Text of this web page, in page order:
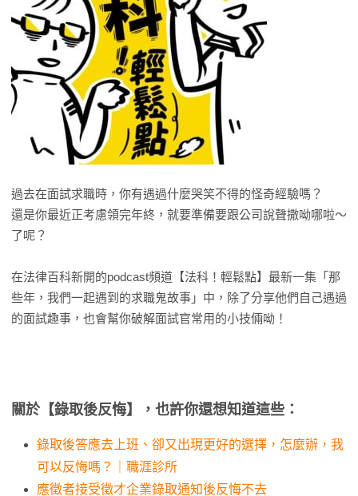
過去在面試求職時，你有遇過什麼哭笑不得的怪奇經驗嗎？
還是你最近正考慮領完年終，就要準備要跟公司說聲撒呦哪啦～
了呢？
在法律百科新開的podcast頻道【法科！輕鬆點】最新一集「那
些年，我們一起遇到的求職鬼故事」中，除了分享他們自己遇過
的面試趣事，也會幫你破解面試官常用的小技倆呦！
關於【錄取後反悔】，也許你還想知道這些：
錄取後答應去上班、卻又出現更好的選擇，怎麼辦，我
可以反悔嗎？｜職涯診所
應徵者接受徵才企業錄取通知後反悔不去